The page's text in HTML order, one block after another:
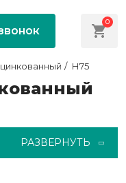
0
Н75
РАЗВЕРНУТЬ